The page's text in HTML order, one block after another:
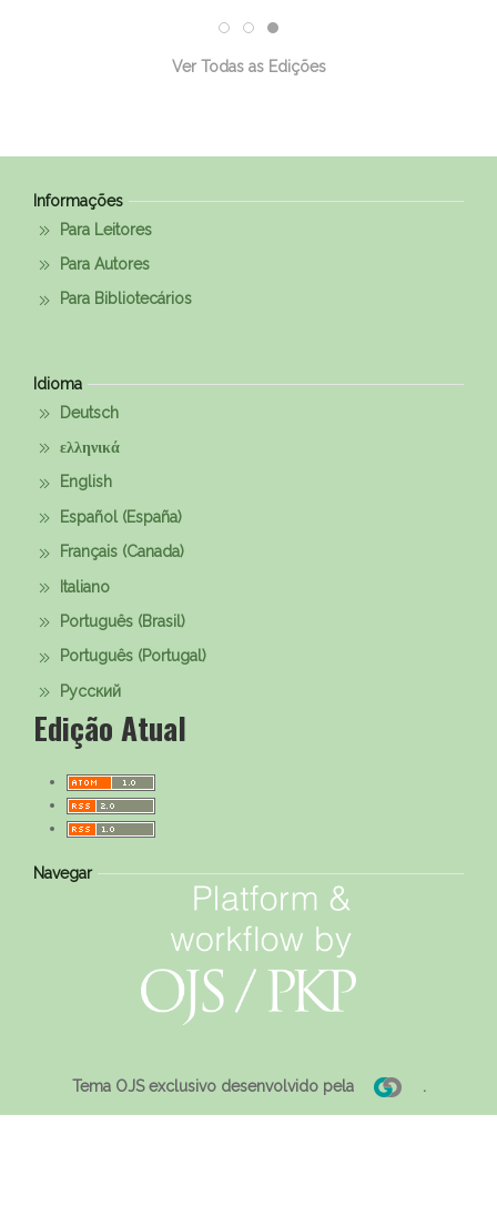
Ver Todas as Edições
Informações
Para Leitores
Para Autores
Para Bibliotecários
Idioma
Deutsch
ελληνικά
English
Español (España)
Français (Canada)
Italiano
Português (Brasil)
Português (Portugal)
Русский
Edição Atual
Navegar
Tema OJS exclusivo desenvolvido pela .